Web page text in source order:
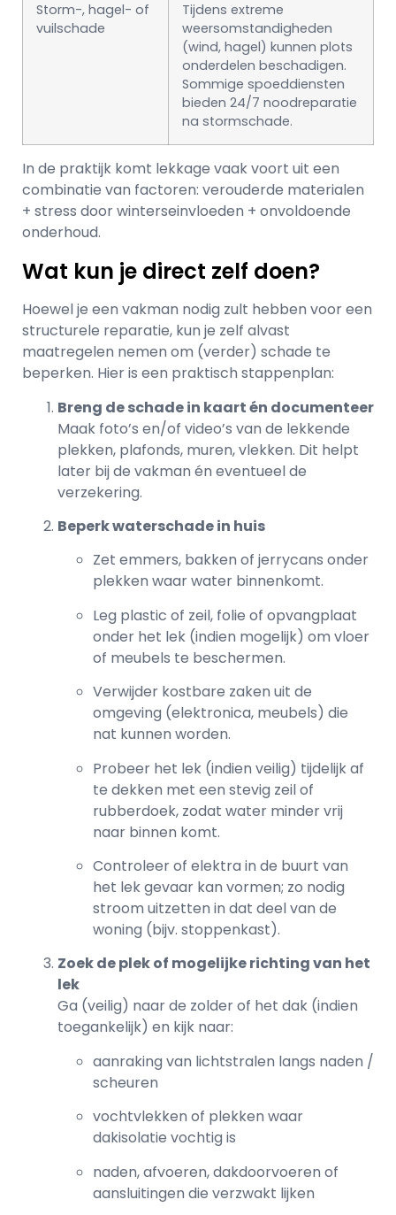
Storm-, hagel- of
vuilschade
Tijdens extreme
weersomstandigheden
(wind, hagel) kunnen plots
onderdelen beschadigen.
Sommige spoeddiensten
bieden 24/7 noodreparatie
na stormschade.
In de praktijk komt lekkage vaak voort uit een
combinatie van factoren: verouderde materialen
+ stress door winterseinvloeden + onvoldoende
onderhoud.
Wat kun je direct zelf doen?
Hoewel je een vakman nodig zult hebben voor een
structurele reparatie, kun je zelf alvast
maatregelen nemen om (verder) schade te
beperken. Hier is een praktisch stappenplan:
Breng de schade in kaart én documenteer
Maak foto’s en/of video’s van de lekkende
plekken, plafonds, muren, vlekken. Dit helpt
later bij de vakman én eventueel de
verzekering.
Beperk waterschade in huis
Zet emmers, bakken of jerrycans onder
plekken waar water binnenkomt.
Leg plastic of zeil, folie of opvangplaat
onder het lek (indien mogelijk) om vloer
of meubels te beschermen.
Verwijder kostbare zaken uit de
omgeving (elektronica, meubels) die
nat kunnen worden.
Probeer het lek (indien veilig) tijdelijk af
te dekken met een stevig zeil of
rubberdoek, zodat water minder vrij
naar binnen komt.
Controleer of elektra in de buurt van
het lek gevaar kan vormen; zo nodig
stroom uitzetten in dat deel van de
woning (bijv. stoppenkast).
Zoek de plek of mogelijke richting van het
lek
Ga (veilig) naar de zolder of het dak (indien
toegankelijk) en kijk naar:
aanraking van lichtstralen langs naden /
scheuren
vochtvlekken of plekken waar
dakisolatie vochtig is
naden, afvoeren, dakdoorvoeren of
aansluitingen die verzwakt lijken